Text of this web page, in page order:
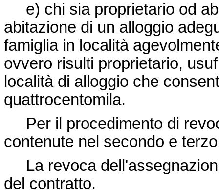
e) chi sia proprietario od
abitazione di un alloggio
famiglia in località
ovvero risulti proprietario,
località di alloggio che
quattrocentomila.
Per il procedimento di
contenute nel secondo e
La revoca
del contratto.